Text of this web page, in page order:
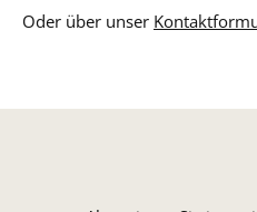
Oder über unser